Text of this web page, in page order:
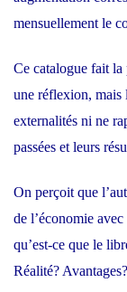
mensuellement le
Ce catalogue fait la
une réflexion, mais
externalités ni ne
passées et leurs
On perçoit que
de l’économie
qu’est-ce que le
Réalité?